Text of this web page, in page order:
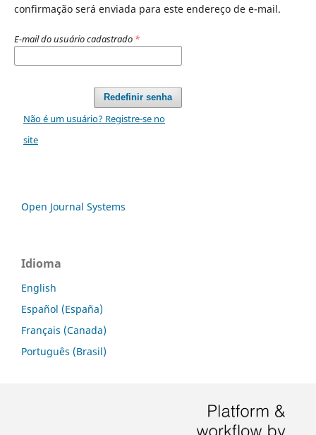
confirmação será enviada para este endereço de e-mail.
E-mail do usuário cadastrado *
Redefinir senha
Não é um usuário? Registre-se no
site
Open Journal Systems
Idioma
English
Español (España)
Français (Canada)
Português (Brasil)